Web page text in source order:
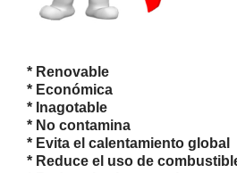
* Renovable
* Económica
* Inagotable
* No contamina
* Evita el calentamiento global
* Reduce el uso de